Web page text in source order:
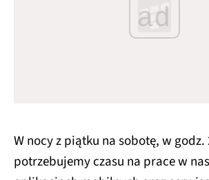
ad
W nocy z piątku na sobotę, w godz.
potrzebujemy czasu na prace w